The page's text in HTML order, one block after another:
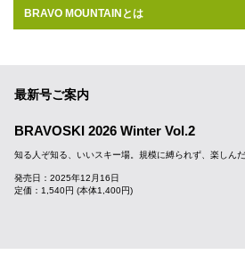
BRAVO MOUNTAINとは
最新号ご案内
BRAVOSKI 2026 Winter Vol.2
知る人ぞ知る、いいスキー場。規模に縛られず、楽しん
発売日：2025年12月16日
定価：1,540円 (本体1,400円)